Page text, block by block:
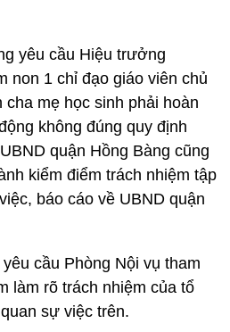
yêu cầu Hiệu trưởng
non 1 chỉ đạo giáo viên chủ
cha mẹ học sinh phải hoàn
không đúng quy định
quận Hồng Bàng cũng
kiểm điểm trách nhiệm tập
báo cáo về UBND quận
cầu Phòng Nội vụ tham
làm rõ trách nhiệm của tổ
sự việc trên.